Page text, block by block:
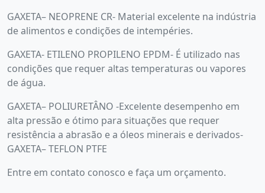
GAXETA– NEOPRENE CR- Material excelente na indústria
de alimentos e condições de intempéries.
GAXETA- ETILENO PROPILENO EPDM- É utilizado nas
condições que requer altas temperaturas ou vapores
de água.
GAXETA– POLIURETÂNO -Excelente desempenho em
alta pressão e ótimo para situações que requer
resistência a abrasão e a óleos minerais e derivados-
GAXETA– TEFLON PTFE
Entre em contato conosco e faça um orçamento.